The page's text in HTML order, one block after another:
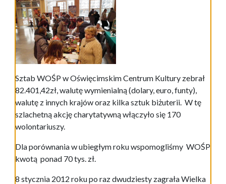
Sztab WOŚP w Oświęcimskim Centrum Kultury zebrał
82.401,42zł, walutę wymienialną (dolary, euro, funty),
walutę z innych krajów oraz kilka sztuk biżuterii. W tę
szlachetną akcję charytatywną włączyło się 170
wolontariuszy.
Dla porównania w ubiegłym roku wspomogliśmy WOŚP
kwotą ponad 70 tys. zł.
8 stycznia 2012 roku po raz dwudziesty zagrała Wielka